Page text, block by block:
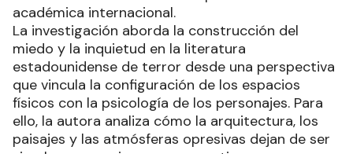
académica internacional.
La investigación aborda la construcción del
miedo y la inquietud en la literatura
estadounidense de terror desde una perspectiva
que vincula la configuración de los espacios
físicos con la psicología de los personajes. Para
ello, la autora analiza cómo la arquitectura, los
paisajes y las atmósferas opresivas dejan de ser